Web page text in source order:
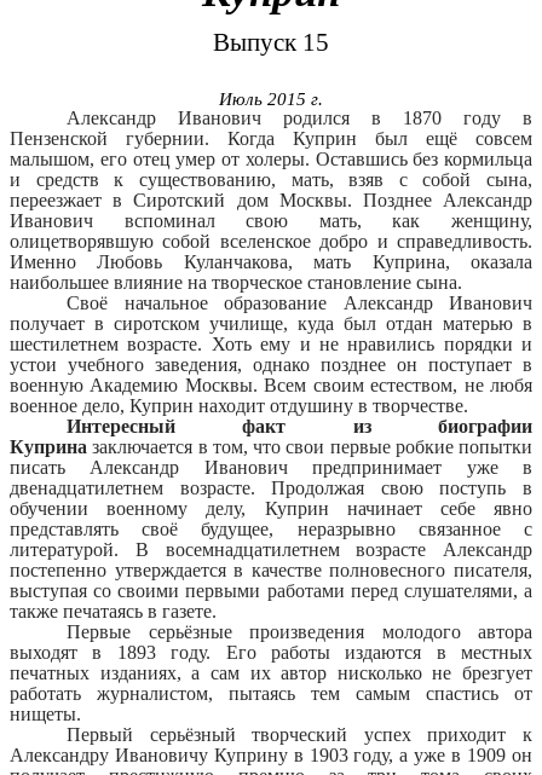
Выпуск 15
Июль 2015 г.
Александр Иванович родился в 1870 году в
Пензенской губернии. Когда Куприн был ещё совсем
малышом, его отец умер от холеры. Оставшись без кормильца
и средств к существованию, мать, взяв с собой сына,
переезжает в Сиротский дом Москвы. Позднее Александр
Иванович вспоминал свою мать, как женщину,
олицетворявшую собой вселенское добро и справедливость.
Именно Любовь Куланчакова, мать Куприна, оказала
наибольшее влияние на творческое становление сына.
Своё начальное образование Александр Иванович
получает в сиротском училище, куда был отдан матерью в
шестилетнем возрасте. Хоть ему и не нравились порядки и
устои учебного заведения, однако позднее он поступает в
военную Академию Москвы. Всем своим естеством, не любя
военное дело, Куприн находит отдушину в творчестве.
Интересный факт из биографии
Куприна заключается в том, что свои первые робкие попытки
писать Александр Иванович предпринимает уже в
двенадцатилетнем возрасте. Продолжая свою поступь в
обучении военному делу, Куприн начинает себе явно
представлять своё будущее, неразрывно связанное с
литературой. В восемнадцатилетнем возрасте Александр
постепенно утверждается в качестве полновесного писателя,
выступая со своими первыми работами перед слушателями, а
также печатаясь в газете.
Первые серьёзные произведения молодого автора
выходят в 1893 году. Его работы издаются в местных
печатных изданиях, а сам их автор нисколько не брезгует
работать журналистом, пытаясь тем самым спастись от
нищеты.
Первый серьёзный творческий успех приходит к
Александру Ивановичу Куприну в 1903 году, а уже в 1909 он